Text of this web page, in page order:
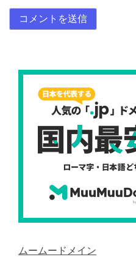
ムームードメイン